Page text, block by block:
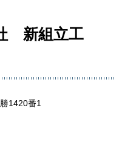
新組立工
1420番1